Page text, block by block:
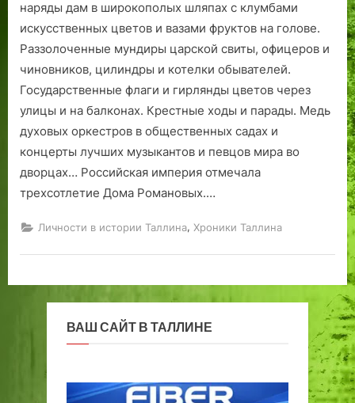
наряды дам в широкополых шляпах с клумбами
искусственных цветов и вазами фруктов на голове.
Раззолоченные мундиры царской свиты, офицеров и
чиновников, цилиндры и котелки обывателей.
Государственные флаги и гирлянды цветов через
улицы и на балконах. Крестные ходы и парады. Медь
духовых оркестров в общественных садах и
концерты лучших музыкантов и певцов мира во
дворцах… Российская империя отмечала
трехсотлетие Дома Романовых.…
Личности в истории Таллина, Хроники Таллина
ВАШ САЙТ В ТАЛЛИНЕ